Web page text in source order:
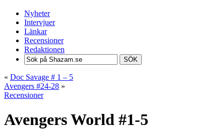
Nyheter
Intervjuer
Länkar
Recensioner
Redaktionen
SÖK
« Doc Savage # 1 – 5
Avengers #24-28 »
Recensioner
Avengers World #1-5